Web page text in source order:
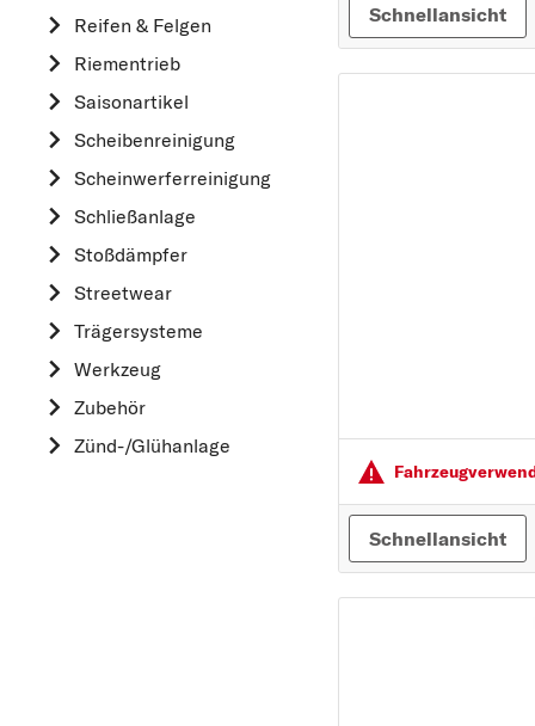
Reifen & Felgen
Riementrieb
Saisonartikel
Scheibenreinigung
Scheinwerferreinigung
Schließanlage
Stoßdämpfer
Streetwear
Trägersysteme
Werkzeug
Zubehör
Zünd-/Glühanlage
F
FIAT
MINI
MITSUBISHI
N
NISSAN
Schnellansicht
Schnellansicht